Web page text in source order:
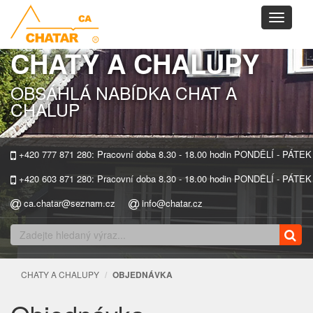
Toggle
CHATY A CHALUPY
OBSÁHLÁ NABÍDKA CHAT A
CHALUP
+420 777 871 280: Pracovní doba 8.30 - 18.00 hodin PONDĚLÍ - PÁTEK
+420 603 871 280: Pracovní doba 8.30 - 18.00 hodin PONDĚLÍ - PÁTEK
ca.chatar@seznam.cz
info@chatar.cz
CHATY A CHALUPY OBJEDNÁVKA